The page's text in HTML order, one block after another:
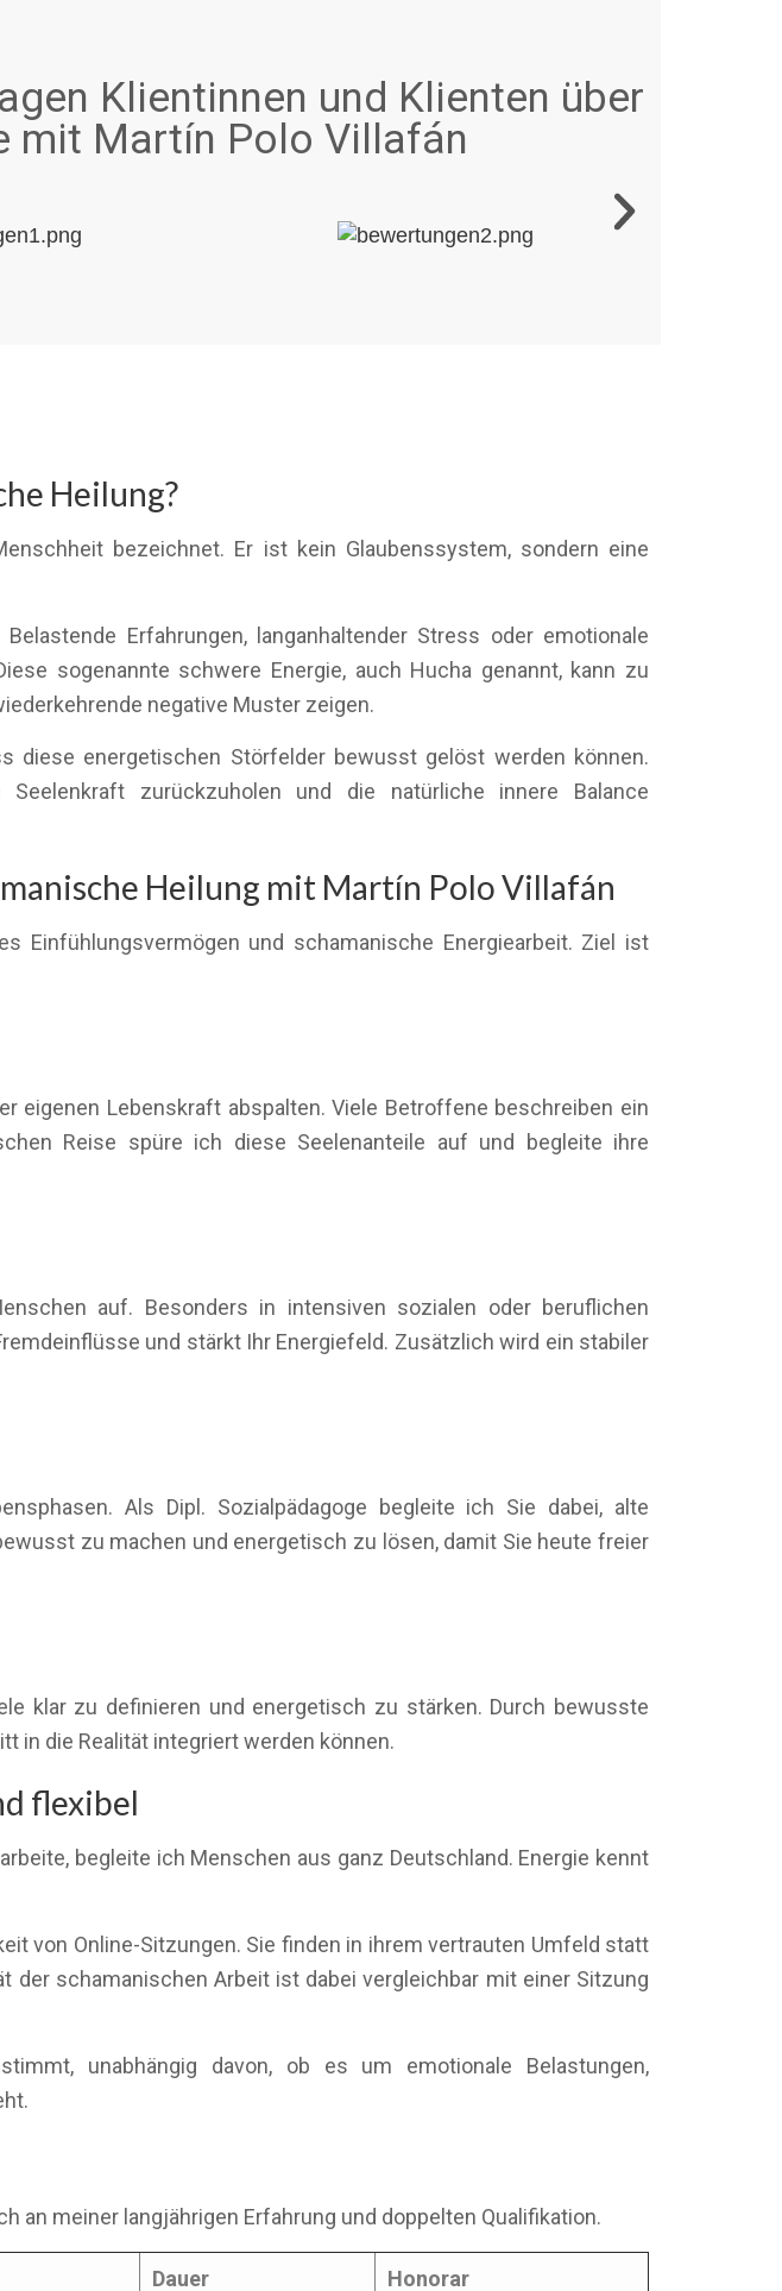
Klientinnen und Klienten über
mit Martín Polo Villafán
Heilung?
bezeichnet. Er ist kein Glaubenssystem, sondern eine
Erfahrungen, langanhaltender Stress oder emotionale
sogenannte schwere Energie, auch Hucha genannt, kann zu
negative Muster zeigen.
diese energetischen Störfelder bewusst gelöst werden können.
zurückzuholen und die natürliche innere Balance
Heilung mit Martín Polo Villafán
Einfühlungsvermögen und schamanische Energiearbeit. Ziel ist
eigenen Lebenskraft abspalten. Viele Betroffene beschreiben ein
Reise spüre ich diese Seelenanteile auf und begleite ihre
auf. Besonders in intensiven sozialen oder beruflichen
und stärkt Ihr Energiefeld. Zusätzlich wird ein stabiler
Als Dipl. Sozialpädagoge begleite ich Sie dabei, alte
zu machen und energetisch zu lösen, damit Sie heute freier
klar zu definieren und energetisch zu stärken. Durch bewusste
in die Realität integriert werden können.
flexibel
begleite ich Menschen aus ganz Deutschland. Energie kennt
von Online-Sitzungen. Sie finden in ihrem vertrauten Umfeld statt
der schamanischen Arbeit ist dabei vergleichbar mit einer Sitzung
unabhängig davon, ob es um emotionale Belastungen,
an meiner langjährigen Erfahrung und doppelten Qualifikation.
Dauer Honorar